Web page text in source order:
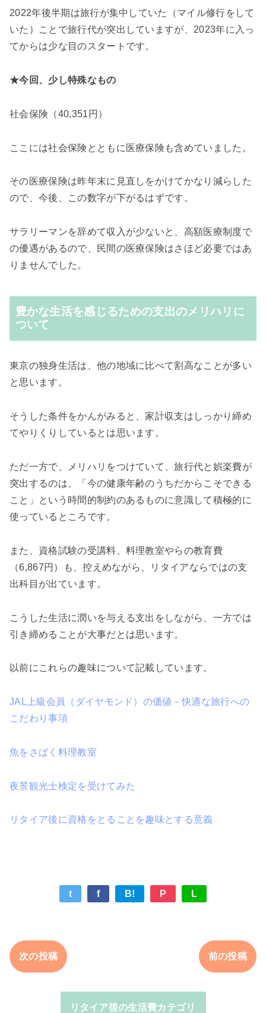
2022年後半期は旅行が集中していた（マイル修行をして
いた）ことで旅行代が突出していますが、 2023年に入っ
てからは少な目のスタートです。
★今回、少し特殊なもの
社会保険（40,351円）
ここには社会保険とともに医療保険も含めていました。
その医療保険は昨年末に見直しをかけてかなり減らした
ので、今後、この数字が下がるはずです。
サラリーマンを辞めて収入が少ないと、高額医療制度で
の優遇があるので、民間の医療保険はさほど必要ではあ
りませんでした。
豊かな生活を感じるための支出のメリハリに
ついて
東京の独身生活は、他の地域に比べて割高なことが多い
と思います。
そうした条件をかんがみると、家計収支はしっかり締め
てやりくりしているとは思います。
ただ一方で、メリハリをつけていて、旅行代と娯楽費が
突出するのは、「今の健康年齢のうちだからこそできる
こと」という時間的制約のあるものに意識して積極的に
使っているところです。
また、資格試験の受講料、料理教室やらの教育費
（6,867円）も、控えめながら、リタイアならではの支
出科目が出ています。
こうした生活に潤いを与える支出をしながら、一方では
引き締めることが大事だとは思います。
以前にこれらの趣味について記載しています。
JAL上級会員（ダイヤモンド）の価値－快適な旅行への
こだわり事項
魚をさばく料理教室
夜景観光士検定を受けてみた
リタイア後に資格をとることを趣味とする意義
t f B! P L
次の投稿 前の投稿
リタイア後の生活費カテゴリ